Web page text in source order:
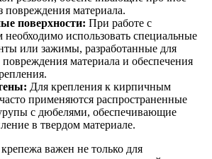
повреждения материала.
поверхности: При работе с
необходимо использовать специальные
или зажимы, разработанные для
материала и обеспечения
Для крепления к кирпичным
применяются распространенные
с дюбелями, обеспечивающие
в твердом материале.
важен не только для